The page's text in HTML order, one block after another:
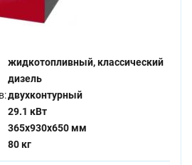
жидкотопливный, классический
дизель
двухконтурный
29.1 кВт
365x930x650 мм
80 кг